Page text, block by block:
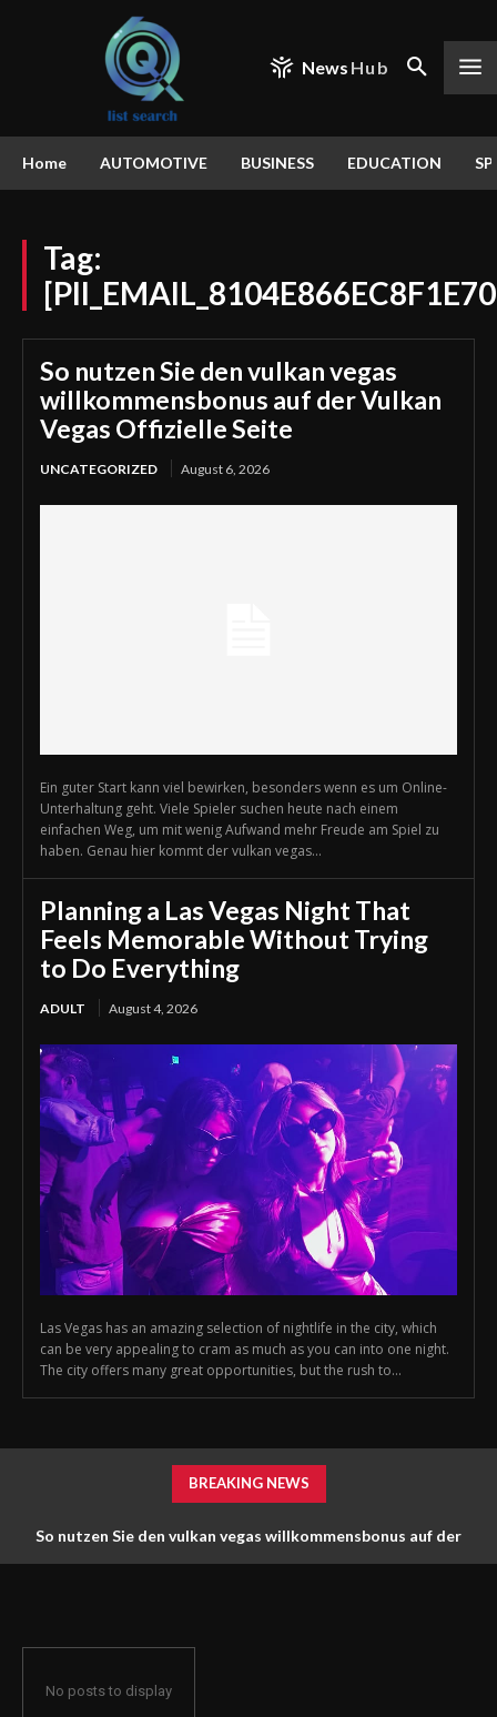
News Hub
Home AUTOMOTIVE BUSINESS EDUCATION
Tag:
So nutzen Sie den vulkan vegas
willkommensbonus auf der Vulkan
Vegas Offizielle Seite
UNCATEGORIZED August 6, 2026
Ein guter Start kann viel bewirken, besonders wenn es um Online-
Unterhaltung geht. Viele Spieler suchen heute nach einem
einfachen Weg, um mit wenig Aufwand mehr Freude am Spiel zu
haben. Genau hier kommt der vulkan vegas...
Planning a Las Vegas Night That
Feels Memorable Without Trying
to Do Everything
ADULT August 4, 2026
Las Vegas has an amazing selection of nightlife in the city, which
can be very appealing to cram as much as you can into one night.
The city offers many great opportunities, but the rush to...
BREAKING NEWS
So nutzen Sie den vulkan vegas willkommensbonus auf der
No posts to display